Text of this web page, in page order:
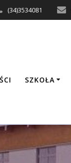
(34)3534081
SZKOŁA